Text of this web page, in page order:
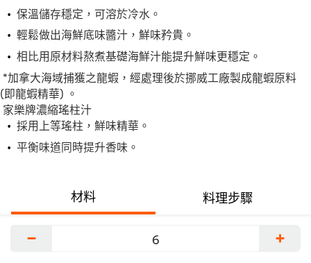
保溫儲存穩定，可溶於冷水。
輕鬆做出海鮮底味醬汁，鮮味矜貴。
相比用原材料熬煮基礎海鮮汁能提升鮮味更穩定。
*加拿大海域捕獲之龍蝦，經處理後於挪威工廠製成龍蝦原料
(即龍蝦精華) 。
家樂牌濃縮瑤柱汁
採用上等瑤柱，鮮味精華。
平衡味道同時提升香味。
材料 料理步驟
− +